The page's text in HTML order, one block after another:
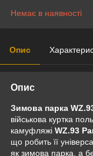
Немає в наявності
Опис
Опис
Зимова парка
військова куртка
камуфляжі WZ.93
що робить її
як зимова парка, а